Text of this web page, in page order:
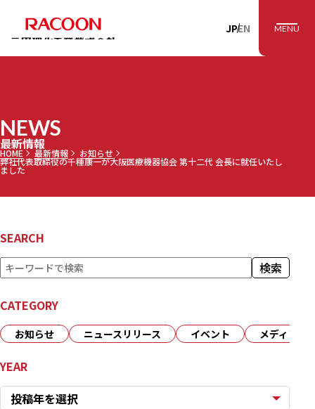
RACOON 三田理
JPEN MENU
NEWS
最新情報
HOME 最新情報 お知らせ
弊社代表取締役の千種康一が大阪医療機器協会 第十二代 会長に就任いたし
ました
SEARCH
検
索 検索
CATEGORY
お知らせ ニュースリリース イベント メディア
YEAR
投稿年を選択